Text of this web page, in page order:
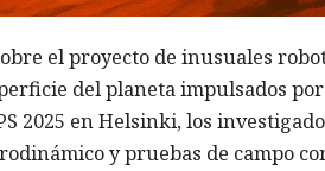
el proyecto de inusuales
del planeta impulsados
2025 en Helsinki, los
y pruebas de campo